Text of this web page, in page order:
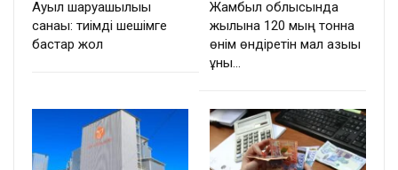
Ауыл шаруашылығы
санағы: тиімді шешімге
бастар жол
Жамбыл облысында
жылына 120 мың тонна
өнім өндіретін мал азығы
ұны…